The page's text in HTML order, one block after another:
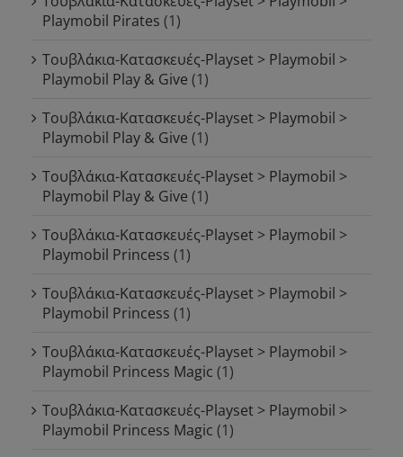
Playmobil Pirates (1)
Τουβλάκια-Κατασκευές-Playset > Playmobil >
Playmobil Play & Give (1)
Τουβλάκια-Κατασκευές-Playset > Playmobil >
Playmobil Play & Give (1)
Τουβλάκια-Κατασκευές-Playset > Playmobil >
Playmobil Play & Give (1)
Τουβλάκια-Κατασκευές-Playset > Playmobil >
Playmobil Princess (1)
Τουβλάκια-Κατασκευές-Playset > Playmobil >
Playmobil Princess (1)
Τουβλάκια-Κατασκευές-Playset > Playmobil >
Playmobil Princess Magic (1)
Τουβλάκια-Κατασκευές-Playset > Playmobil >
Playmobil Princess Magic (1)